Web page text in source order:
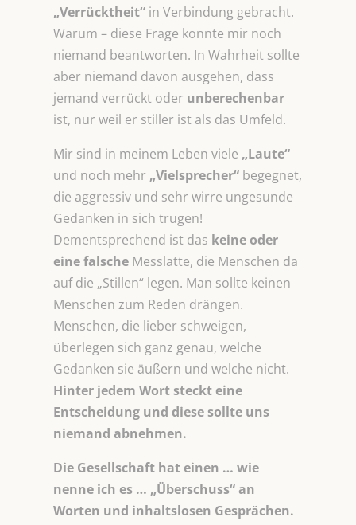
„Verrücktheit“ in Verbindung gebracht.
Warum – diese Frage konnte mir noch
niemand beantworten. In Wahrheit sollte
aber niemand davon ausgehen, dass
jemand verrückt oder unberechenbar
ist, nur weil er stiller ist als das Umfeld.
Mir sind in meinem Leben viele „Laute“
und noch mehr „Vielsprecher“ begegnet,
die aggressiv und sehr wirre ungesunde
Gedanken in sich trugen!
Dementsprechend ist das keine oder
eine falsche Messlatte, die Menschen da
auf die „Stillen“ legen. Man sollte keinen
Menschen zum Reden drängen.
Menschen, die lieber schweigen,
überlegen sich ganz genau, welche
Gedanken sie äußern und welche nicht.
Hinter jedem Wort steckt eine
Entscheidung und diese sollte uns
niemand abnehmen.
Die Gesellschaft hat einen … wie
nenne ich es … „Überschuss“ an
Worten und inhaltslosen Gesprächen.